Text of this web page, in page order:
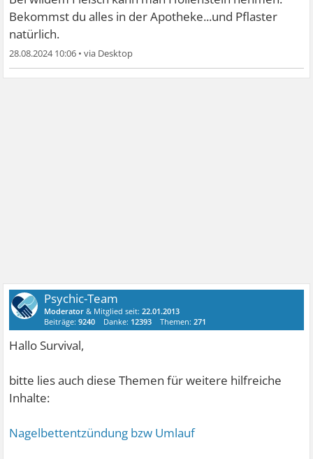
Bekommst du alles in der Apotheke...und Pflaster
natürlich.
28.08.2024 10:06 •
Psychic-Team
Moderator & Mitglied seit:22.01.2013
Beiträge:9240 Danke: 12393 Themen:271
Hallo Survival,
bitte lies auch diese Themen für weitere hilfreiche
Inhalte:
Nagelbettentzündung bzw Umlauf